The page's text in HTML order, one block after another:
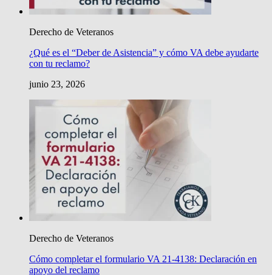
Derecho de Veteranos
¿Qué es el “Deber de Asistencia” y cómo VA debe ayudarte
con tu reclamo?
junio 23, 2026
Derecho de Veteranos
Cómo completar el formulario VA 21-4138: Declaración en
apoyo del reclamo